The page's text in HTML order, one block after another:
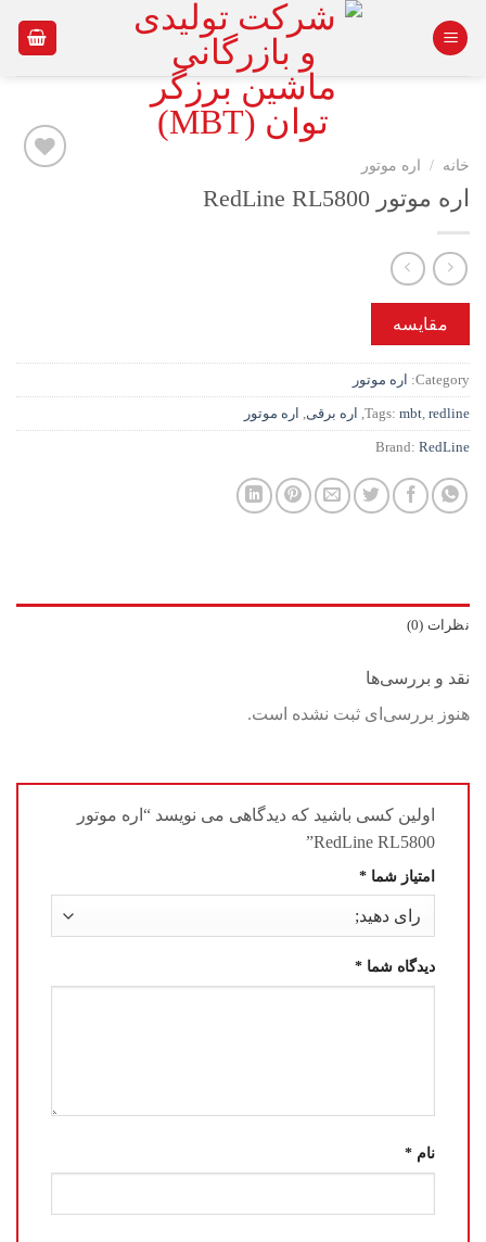
خانه / اره موتور
اره موتور RedLine RL5800
مقایسه
Category: اره موتور
Tags: mbt, redline
, اره برقی, اره موتور
Brand: RedLine
نظرات (0)
نقد و بررسی‌ها
هنوز بررسی‌ای ثبت نشده است.
اولین کسی باشید که دیدگاهی می نویسد “اره موتور
RedLine RL5800”
امتیاز شما *
دیدگاه شما *
نام *